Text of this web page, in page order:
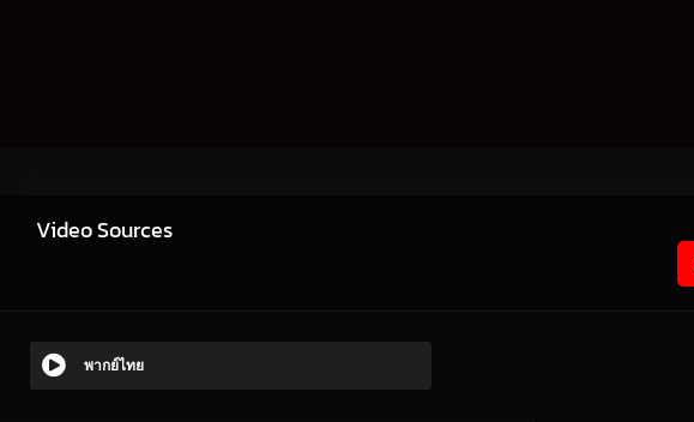
Video Sources
พากย์ไทย